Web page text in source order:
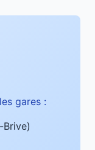
gares :
Brive)